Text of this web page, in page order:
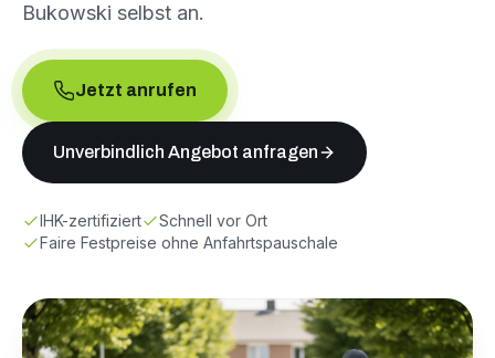
Bukowski selbst an.
Jetzt anrufen
Unverbindlich Angebot anfragen
IHK-zertifiziert
Schnell vor Ort
Faire Festpreise ohne Anfahrtspauschale